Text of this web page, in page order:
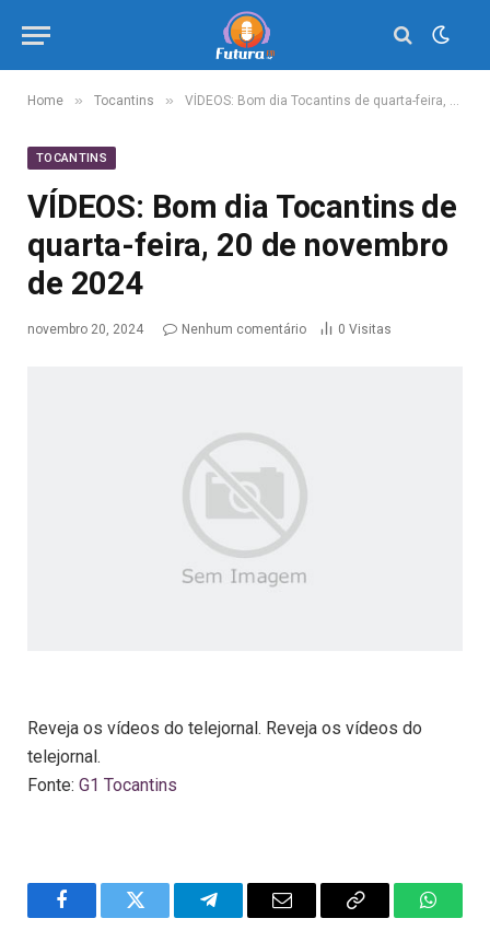
Home » Tocantins » VÍDEOS: Bom dia Tocantins de quarta-feira, 20 de novembro de 2024
TOCANTINS
VÍDEOS: Bom dia Tocantins de
quarta-feira, 20 de novembro
de 2024
novembro 20, 2024 Nenhum comentário 0 Visitas
Reveja os vídeos do telejornal. Reveja os vídeos do
telejornal.
Fonte: G1 Tocantins
FacebookTwitter TelegramEmail
Copy